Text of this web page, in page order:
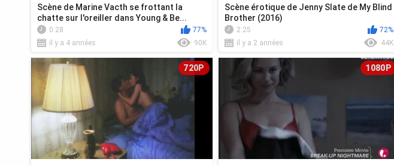
Scène de Marine Vacth se frottant la
chatte sur l'oreiller dans Young & Be...
0:28
77%
il y a 4 années
90K
Scène érotique de Jenny Slate de My Blind
Brother (2016)
2:25
72%
il y a 2 années
44K
720P 1080P